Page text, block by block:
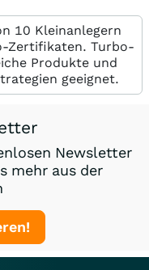
10 Kleinanlegern
Zertifikaten. Turbo-
Produkte und
geeignet.
Newsletter
mehr aus der